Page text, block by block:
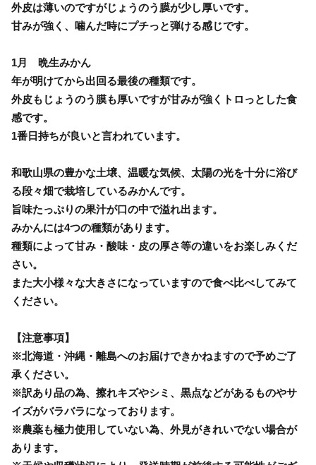
外皮は薄いのですがじょうのう膜が少し厚いです。
甘みが強く、噛んだ時にプチっと弾ける感じです。
1月 晩生みかん
年が明けてから出回る最後の種類です。
外皮もじょうのう膜も厚いですが甘みが強くトロっとした食
感です。
1番日持ちが良いと言われています。
和歌山県の豊かな土壌、温暖な気候、太陽の光を十分に浴び
る段々畑で栽培しているみかんです。
旨味たっぷりの果汁が口の中で溢れ出ます。
みかんには4つの種類があります。
種類によって甘み・酸味・皮の厚さ等の違いをお楽しみくだ
さい。
また大小様々な大きさになっていますので食べ比べしてみて
ください。
【注意事項】
※北海道・沖縄・離島へのお届けできかねますので予めご了
承ください。
※訳あり品の為、擦れキズやシミ、黒点などがあるものやサ
イズがバラバラになっております。
※農薬も極力使用していない為、外見がきれいでない場合が
あります。